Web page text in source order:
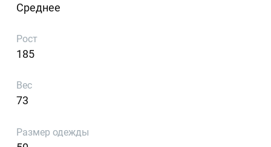
Среднее
Рост
185
Вес
73
Размер одежды